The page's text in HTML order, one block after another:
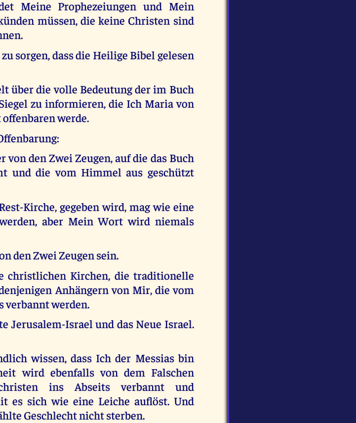
Meine Prophezeiungen und Mein
müssen, die keine Christen sind
sorgen, dass die Heilige Bibel gelesen
über die volle Bedeutung der im Buch
zu informieren, die Ich Maria von
werde.
von den Zwei Zeugen, auf die das Buch
und die vom Himmel aus geschützt
Kirche, gegeben wird, mag wie eine
aber Mein Wort wird niemals
den Zwei Zeugen sein.
christlichen Kirchen, die traditionelle
Anhängern von Mir, die vom
verbannt werden.
Jerusalem-Israel und das Neue Israel.
wissen, dass Ich der Messias bin
wird ebenfalls von dem Falschen
ins Abseits verbannt und
es sich wie eine Leiche auflöst. Und
Geschlecht nicht sterben.